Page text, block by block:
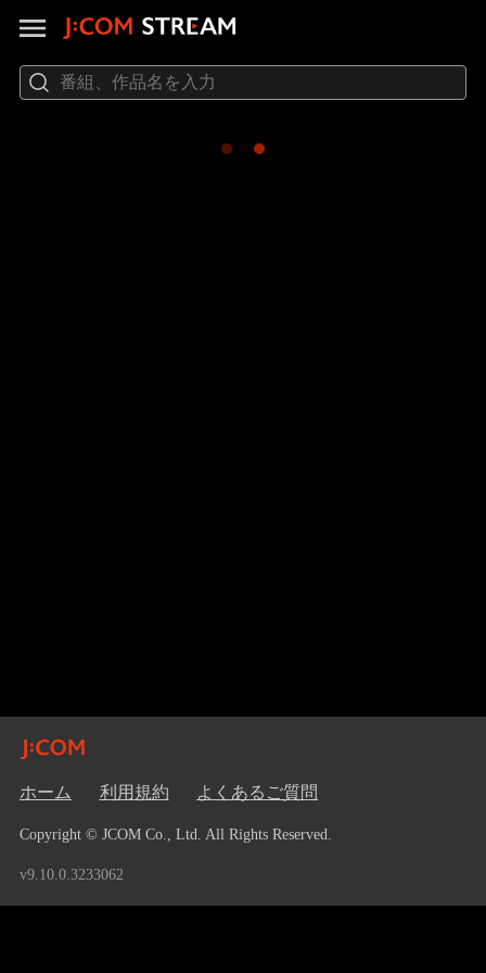
ホーム 利用規約 よくあるご質問
Copyright © JCOM Co., Ltd. All Rights Reserved.
v9.10.0.3233062